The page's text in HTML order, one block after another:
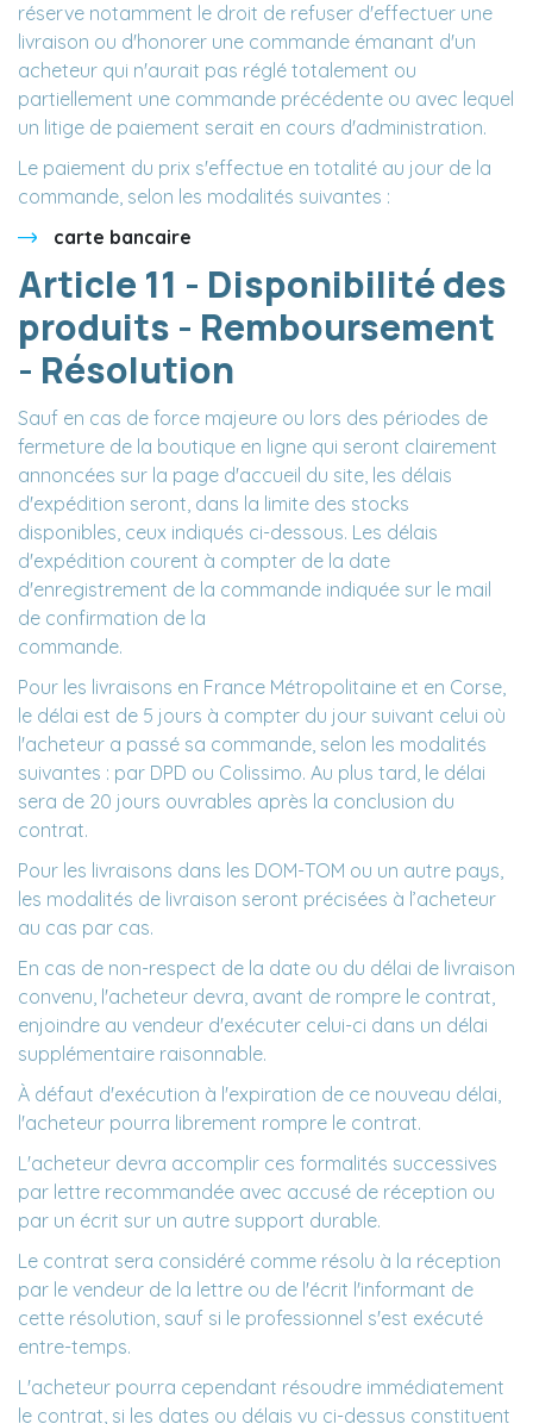
réserve notamment le droit de refuser d'effectuer une
livraison ou d'honorer une commande émanant d'un
acheteur qui n'aurait pas réglé totalement ou
partiellement une commande précédente ou avec lequel
un litige de paiement serait en cours d'administration.
Le paiement du prix s'effectue en totalité au jour de la
commande, selon les modalités suivantes :
carte bancaire
Article 11 - Disponibilité des
produits - Remboursement
- Résolution
Sauf en cas de force majeure ou lors des périodes de
fermeture de la boutique en ligne qui seront clairement
annoncées sur la page d'accueil du site, les délais
d'expédition seront, dans la limite des stocks
disponibles, ceux indiqués ci-dessous. Les délais
d'expédition courent à compter de la date
d'enregistrement de la commande indiquée sur le mail
de confirmation de la
commande.
Pour les livraisons en France Métropolitaine et en Corse,
le délai est de 5 jours à compter du jour suivant celui où
l'acheteur a passé sa commande, selon les modalités
suivantes : par DPD ou Colissimo. Au plus tard, le délai
sera de 20 jours ouvrables après la conclusion du
contrat.
Pour les livraisons dans les DOM-TOM ou un autre pays,
les modalités de livraison seront précisées à l’acheteur
au cas par cas.
En cas de non-respect de la date ou du délai de livraison
convenu, l'acheteur devra, avant de rompre le contrat,
enjoindre au vendeur d'exécuter celui-ci dans un délai
supplémentaire raisonnable.
À défaut d'exécution à l'expiration de ce nouveau délai,
l'acheteur pourra librement rompre le contrat.
L'acheteur devra accomplir ces formalités successives
par lettre recommandée avec accusé de réception ou
par un écrit sur un autre support durable.
Le contrat sera considéré comme résolu à la réception
par le vendeur de la lettre ou de l'écrit l'informant de
cette résolution, sauf si le professionnel s'est exécuté
entre-temps.
L'acheteur pourra cependant résoudre immédiatement
le contrat, si les dates ou délais vu ci-dessus constituent